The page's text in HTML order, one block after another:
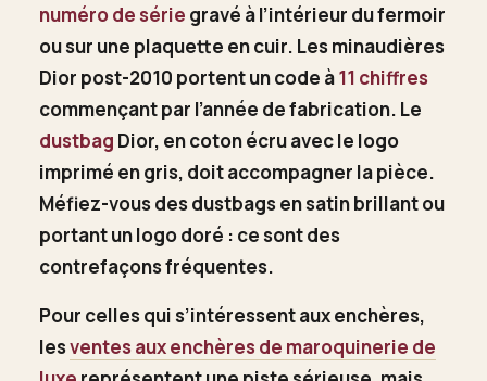
numéro de série gravé à l’intérieur du fermoir
ou sur une plaquette en cuir. Les minaudières
Dior post-2010 portent un code à11 chiffres
commençant par l’année de fabrication. Le
dustbag Dior, en coton écru avec le logo
imprimé en gris, doit accompagner la pièce.
Méfiez-vous des dustbags en satin brillant ou
portant un logo doré : ce sont des
contrefaçons fréquentes.
Pour celles qui s’intéressent aux enchères,
lesventes aux enchères de maroquinerie de